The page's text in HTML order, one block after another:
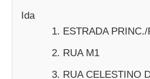
Ida
ESTRADA
RUA M1
RUA CELESTINO